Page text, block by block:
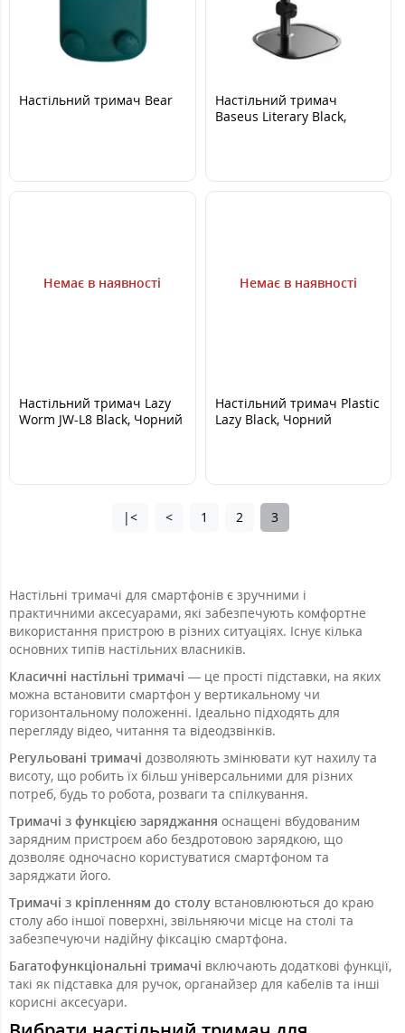
Настільний тримач Bear
Настільний тримач
Baseus Literary Black,
Немає в наявності
Настільний тримач Lazy
Worm JW-L8 Black, Чорний
Немає в наявності
Настільний тримач Plastic
Lazy Black, Чорний
|< < 1 2 3
Настільні тримачі для смартфонів є зручними і
практичними аксесуарами, які забезпечують комфортне
використання пристрою в різних ситуаціях. Існує кілька
основних типів настільних власників.
Класичні настільні тримачі — це прості підставки, на яких
можна встановити смартфон у вертикальному чи
горизонтальному положенні. Ідеально підходять для
перегляду відео, читання та відеодзвінків.
Регульовані тримачі дозволяють змінювати кут нахилу та
висоту, що робить їх більш універсальними для різних
потреб, будь то робота, розваги та спілкування.
Тримачі з функцією заряджання оснащені вбудованим
зарядним пристроєм або бездротовою зарядкою, що
дозволяє одночасно користуватися смартфоном та
заряджати його.
Тримачі з кріпленням до столу встановлюються до краю
столу або іншої поверхні, звільняючи місце на столі та
забезпечуючи надійну фіксацію смартфона.
Багатофункціональні тримачі включають додаткові функції,
такі як підставка для ручок, органайзер для кабелів та інші
корисні аксесуари.